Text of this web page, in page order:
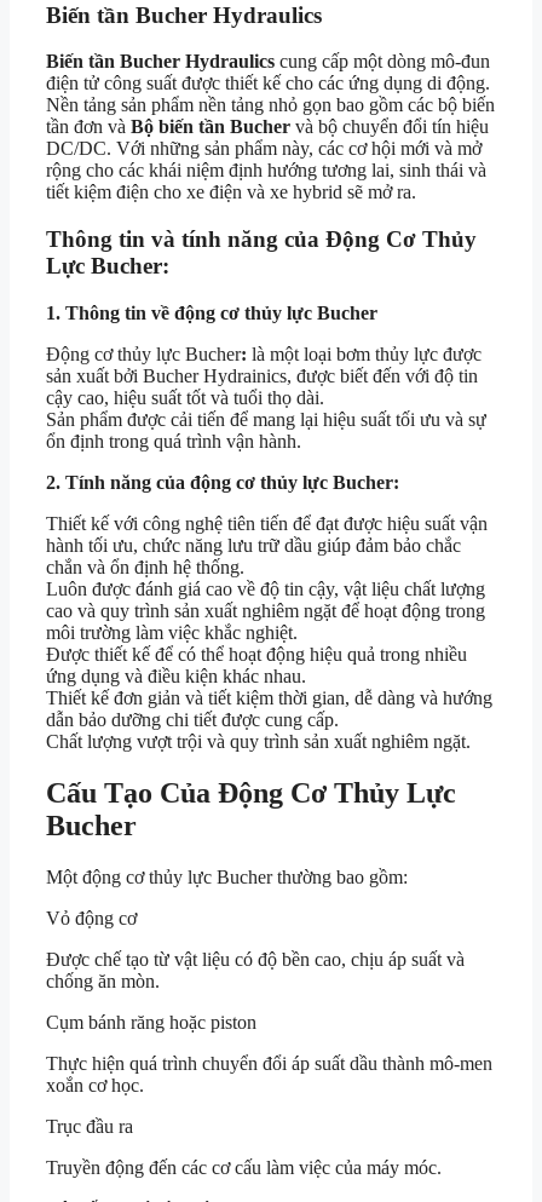
Biến tần Bucher Hydraulics
Biến tần Bucher Hydraulics cung cấp một dòng mô-đun
điện tử công suất được thiết kế cho các ứng dụng di động.
Nền tảng sản phẩm nền tảng nhỏ gọn bao gồm các bộ biến
tần đơn và Bộ biến tần Bucher và bộ chuyển đổi tín hiệu
DC/DC. Với những sản phẩm này, các cơ hội mới và mở
rộng cho các khái niệm định hướng tương lai, sinh thái và
tiết kiệm điện cho xe điện và xe hybrid sẽ mở ra.
Thông tin và tính năng của Động Cơ Thủy
Lực Bucher:
1. Thông tin về động cơ thủy lực Bucher
Động cơ thủy lực Bucher: là một loại bơm thủy lực được
sản xuất bởi Bucher Hydrainics, được biết đến với độ tin
cậy cao, hiệu suất tốt và tuổi thọ dài.
Sản phẩm được cải tiến để mang lại hiệu suất tối ưu và sự
ổn định trong quá trình vận hành.
2. Tính năng của động cơ thủy lực Bucher:
Thiết kế với công nghệ tiên tiến để đạt được hiệu suất vận
hành tối ưu, chức năng lưu trữ dầu giúp đảm bảo chắc
chắn và ổn định hệ thống.
Luôn được đánh giá cao về độ tin cậy, vật liệu chất lượng
cao và quy trình sản xuất nghiêm ngặt để hoạt động trong
môi trường làm việc khắc nghiệt.
Được thiết kế để có thể hoạt động hiệu quả trong nhiều
ứng dụng và điều kiện khác nhau.
Thiết kế đơn giản và tiết kiệm thời gian, dễ dàng và hướng
dẫn bảo dưỡng chi tiết được cung cấp.
Chất lượng vượt trội và quy trình sản xuất nghiêm ngặt.
Cấu Tạo Của Động Cơ Thủy Lực
Bucher
Một động cơ thủy lực Bucher thường bao gồm:
Vỏ động cơ
Được chế tạo từ vật liệu có độ bền cao, chịu áp suất và
chống ăn mòn.
Cụm bánh răng hoặc piston
Thực hiện quá trình chuyển đổi áp suất dầu thành mô-men
xoắn cơ học.
Trục đầu ra
Truyền động đến các cơ cấu làm việc của máy móc.